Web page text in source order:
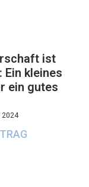
ist
Ein kleines
ein gutes
2024